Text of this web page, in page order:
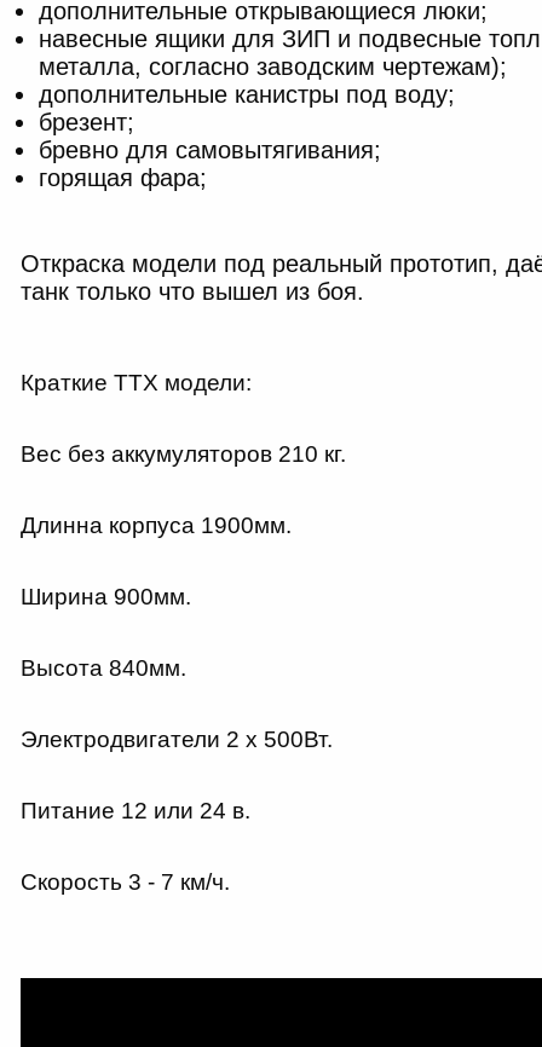
дополнительные открывающиеся люки;
навесные ящики для ЗИП и подвесные
металла, согласно заводским чертежам);
дополнительные канистры под воду;
брезент;
бревно для самовытягивания;
горящая фара;
Откраска модели под реальный прототип,
танк только что вышел из боя.
Краткие ТТХ модели:
Вес без аккумуляторов 210 кг.
Длинна корпуса 1900мм.
Ширина 900мм.
Высота 840мм.
Электродвигатели 2 х 500Вт.
Питание 12 или 24 в.
Скорость 3 - 7 км/ч.